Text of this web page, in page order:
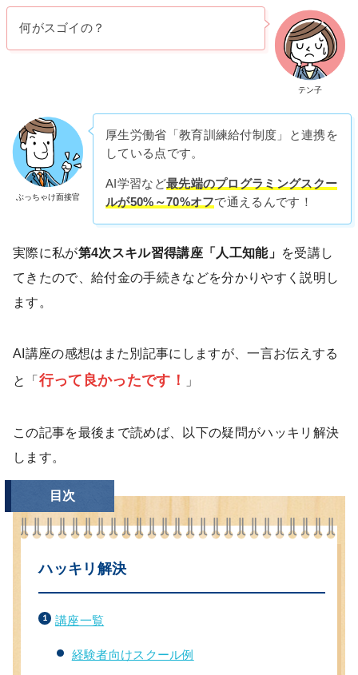
テン子
何がスゴイの？
ぶっちゃけ面接官
厚生労働省「教育訓練給付制度」と連携を
している点です。
AI学習など最先端のプログラミングスクー
ルが50%～70%オフで通えるんです！
実際に私が第4次スキル習得講座「人工知能」 を受講し
てきたので、給付金の手続きなどを分かりやすく説明し
ます。
AI講座の感想はまた別記事にしますが、一言お伝えする
と「行って良かったです！ 」
この記事を最後まで読めば、以下の疑問がハッキリ解決
します。
目次
ハッキリ解決
講座一覧
経験者向けスクール例